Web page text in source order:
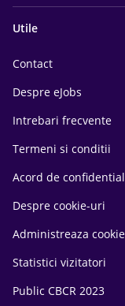
Utile
Contact
Despre eJobs
Intrebari frecvente
Termeni si conditii
Acord de
Despre cookie-uri
Administreaza
Statistici vizitatori
Public CBCR 2023